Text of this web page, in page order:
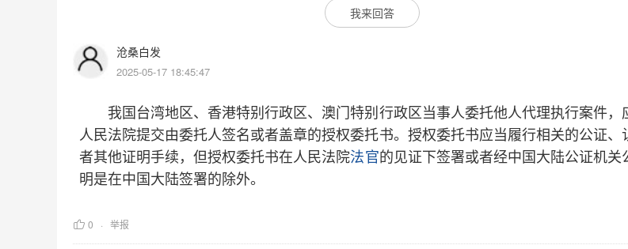
我来回答
沧桑白发
2025-05-17 18:45:47
我国台湾地区、香港特别行政区、澳门特别行政区当事人委托他人代理执行案件，
人民法院提交由委托人签名或者盖章的授权委托书。授权委托书应当履行相关的公证、
者其他证明手续，但授权委托书在人民法院法官的见证下签署或者经中国大陆公证机关
明是在中国大陆签署的除外。
0 举报